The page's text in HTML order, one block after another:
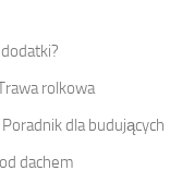
rolkowa
dla budujących
dachem